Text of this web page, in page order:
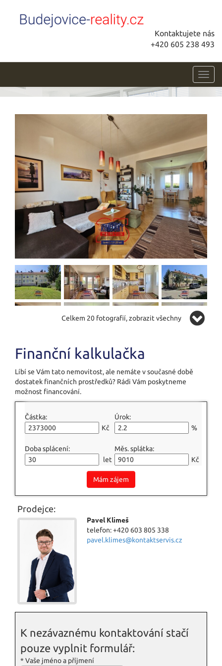
Kontaktujete nás
+420 605 238 493
Celkem 20 fotografií, zobrazit všechny
Finanční kalkulačka
Líbí se Vám tato nemovitost, ale nemáte v současné době
dostatek finančních prostředků? Rádi Vám poskytneme
možnost financování.
Částka:
Kč
Úrok:
%
Doba splácení:
let
Měs. splátka:
Kč
Mám zájem
Prodejce:
Pavel Klimeš
telefon: +420 603 805 338
pavel.klimes@kontaktservis.cz
K nezávaznému kontaktování stačí
pouze vyplnit formulář:
* Vaše jméno a příjmení